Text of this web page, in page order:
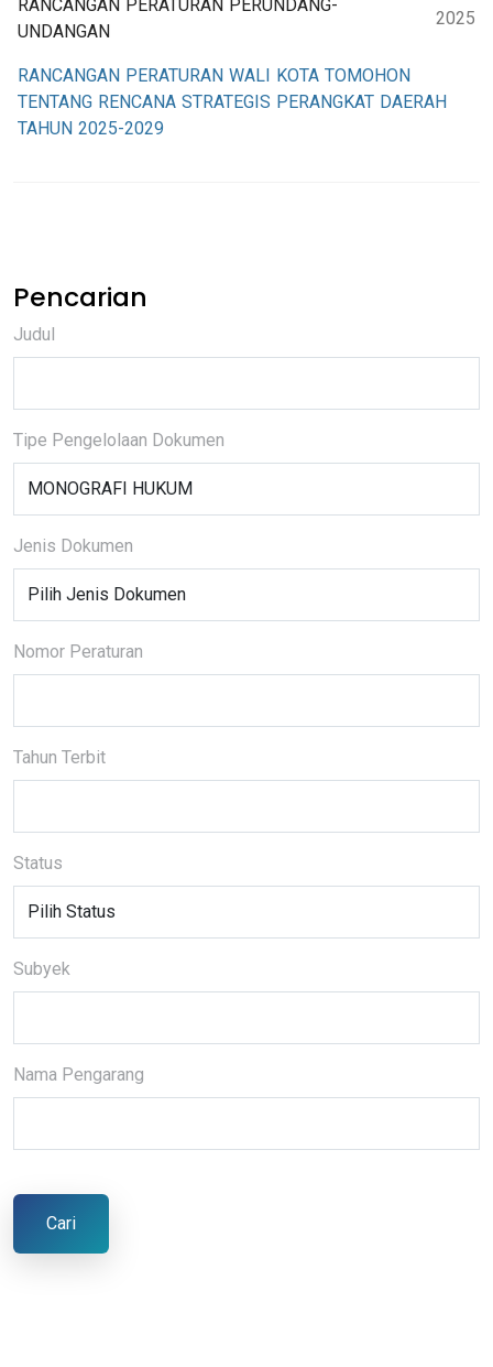
RANCANGAN PERATURAN PERUNDANG-
UNDANGAN
2025
RANCANGAN PERATURAN WALI KOTA TOMOHON
TENTANG RENCANA STRATEGIS PERANGKAT DAERAH
TAHUN 2025-2029
Pencarian
Judul
Tipe Pengelolaan Dokumen
Jenis Dokumen
Nomor Peraturan
Tahun Terbit
Status
Subyek
Nama Pengarang
Cari